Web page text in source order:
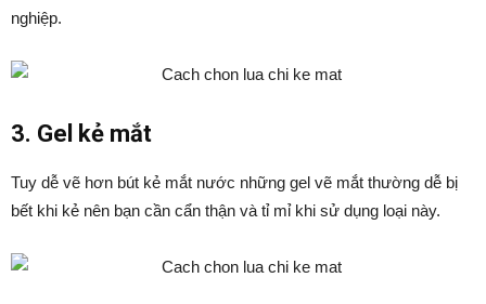
nghiệp.
3. Gel kẻ mắt
Tuy dễ vẽ hơn bút kẻ mắt nước những gel vẽ mắt thường dễ bị
bết khi kẻ nên bạn cần cẩn thận và tỉ mỉ khi sử dụng loại này.